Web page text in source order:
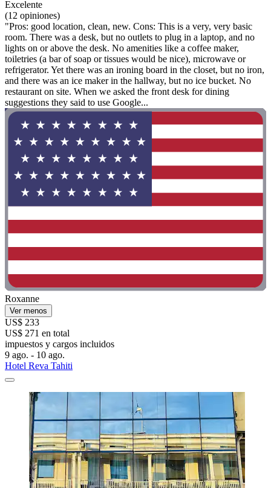
Excelente
(12 opiniones)
"Pros: good location, clean, new. Cons: This is a very, very basic
room. There was a desk, but no outlets to plug in a laptop, and no
lights on or above the desk. No amenities like a coffee maker,
toiletries (a bar of soap or tissues would be nice), microwave or
refrigerator. Yet there was an ironing board in the closet, but no iron,
and there was an ice maker in the hallway, but no ice bucket. No
restaurant on site. When we asked the front desk for dining
suggestions they said to use Google...
Roxanne
Ver menos
US$ 233
US$ 271 en total
impuestos y cargos incluidos
9 ago. - 10 ago.
Hotel Reva Tahiti